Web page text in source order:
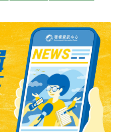
盒器」聯手，「循環容器外
能正面回應外送環保的議
萬公斤」將是今年度的永續
社會責任 推動「環境友善店
台業績大幅成長，過去三級警
帶，訂購外送成為家常便
量也大增。根據環保署統
收量為8萬8790公噸，較去年
。